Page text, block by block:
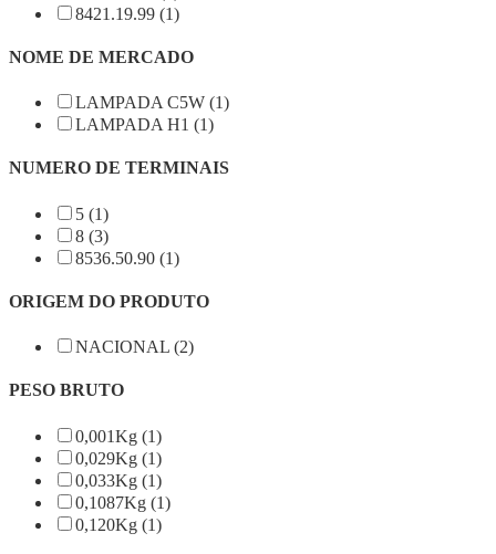
8421.19.99 (1)
NOME DE MERCADO
LAMPADA C5W (1)
LAMPADA H1 (1)
NUMERO DE TERMINAIS
5 (1)
8 (3)
8536.50.90 (1)
ORIGEM DO PRODUTO
NACIONAL (2)
PESO BRUTO
0,001Kg (1)
0,029Kg (1)
0,033Kg (1)
0,1087Kg (1)
0,120Kg (1)